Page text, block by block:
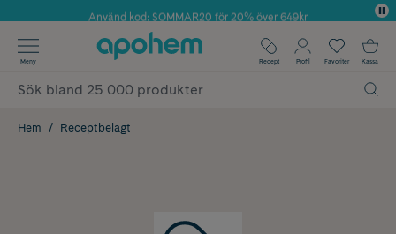
Använd kod: SOMMAR20 för 20% över 649kr
✓ Fri frakt
✓ Poäng på alla köp*
Meny Recept Profil Favoriter Kassa
Hem Receptbelagt